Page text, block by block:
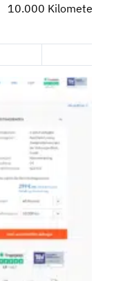
10.000 Kilometer